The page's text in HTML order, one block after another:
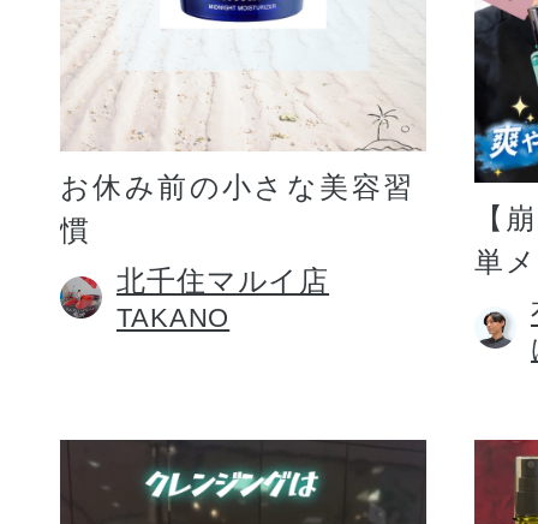
お休み前の小さな美容習
慣
北千住マルイ店
TAKANO
【
単